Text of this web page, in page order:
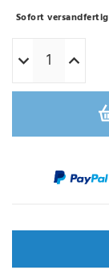
Sofort